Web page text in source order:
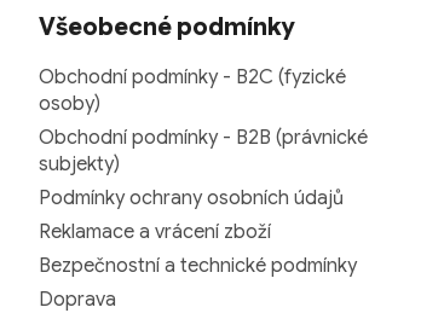
Všeobecné podmínky
Obchodní podmínky - B2C (fyzické
osoby)
Obchodní podmínky - B2B (právnické
subjekty)
Podmínky ochrany osobních údajů
Reklamace a vrácení zboží
Bezpečnostní a technické podmínky
Doprava